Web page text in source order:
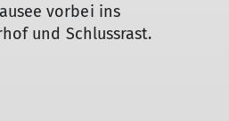
vorbei ins
und Schlussrast.